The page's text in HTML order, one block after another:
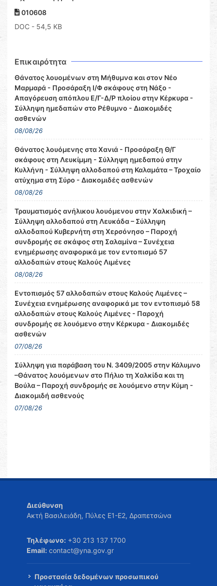
010608
DOC - 54,5 KB
Επικαιρότητα
Θάνατος λουομένων στη Μήθυμνα και στον Νέο
Μαρμαρά - Προσάραξη Ι/Φ σκάφους στη Νάξο -
Απαγόρευση απόπλου Ε/Γ-Δ/Ρ πλοίου στην Κέρκυρα -
Σύλληψη ημεδαπών στο Ρέθυμνο - Διακομιδές
ασθενών
08/08/26
Θάνατος λουόμενης στα Χανιά - Προσάραξη Θ/Γ
σκάφους στη Λευκίμμη - Σύλληψη ημεδαπού στην
Κυλλήνη - Σύλληψη αλλοδαπού στη Καλαμάτα – Τροχαίο
ατύχημα στη Σύρο - Διακομιδές ασθενών
08/08/26
Τραυματισμός ανήλικου λουόμενου στην Χαλκιδική –
Σύλληψη αλλοδαπού στη Λευκάδα – Σύλληψη
αλλοδαπού Κυβερνήτη στη Χερσόνησο – Παροχή
συνδρομής σε σκάφος στη Σαλαμίνα – Συνέχεια
ενημέρωσης αναφορικά με τον εντοπισμό 57
αλλοδαπών στους Καλούς Λιμένες
08/08/26
Εντοπισμός 57 αλλοδαπών στους Καλούς Λιμένες –
Συνέχεια ενημέρωσης αναφορικά με τον εντοπισμό 58
αλλοδαπών στους Καλούς Λιμένες - Παροχή
συνδρομής σε λουόμενο στην Κέρκυρα - Διακομιδές
ασθενών
07/08/26
Σύλληψη για παράβαση του Ν. 3409/2005 στην Κάλυμνο
–Θάνατος λουόμενων στο Πήλιο τη Χαλκίδα και τη
Βούλα – Παροχή συνδρομής σε λουόμενο στην Κύμη -
Διακομιδή ασθενούς
07/08/26
Διεύθυνση
Ακτή Βασιλειάδη, Πύλες Ε1-Ε2, Δραπετσώνα
Τηλέφωνο: +30 213 137 1700
Email: contact@yna.gov.gr
Προστασία δεδομένων προσωπικού